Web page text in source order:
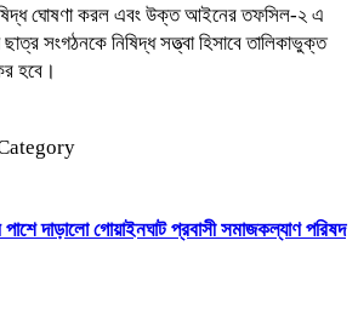
ঘোষণা করল এবং উক্ত আইনের তফসিল-২ এ
ছাত্র সংগঠনকে নিষিদ্ধ সত্ত্বা হিসাবে তালিকাভুক্ত
হবে।
দাড়ালো গোয়াইনঘাট প্রবাসী সমাজকল্যাণ পরিষদ